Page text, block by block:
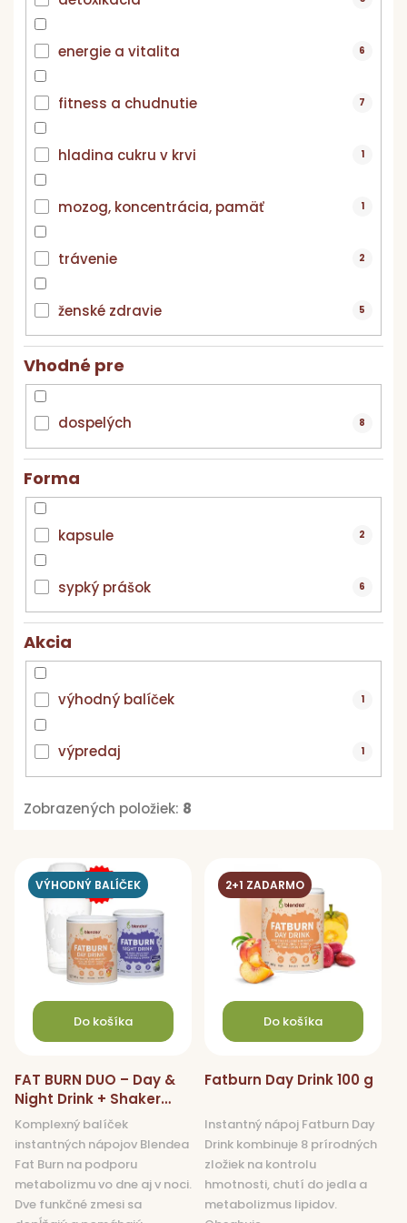
energie a vitalita 6
fitness a chudnutie 7
hladina cukru v krvi 1
mozog, koncentrácia, pamäť 1
trávenie 2
ženské zdravie 5
Vhodné pre
dospelých 8
Forma
kapsule 2
sypký prášok 6
Akcia
výhodný balíček 1
výpredaj 1
Zobrazených položiek: 8
u
k
t
o
v
VÝHODNÝ BALÍČEK
Do košíka
FAT BURN DUO – Day &
Night Drink + Shaker
zadarmo
Komplexný balíček
instantných nápojov Blendea
Fat Burn na podporu
metabolizmu vo dne aj v noci.
Dve funkčné zmesi sa
2+1 ZADARMO
Do košíka
Fatburn Day Drink 100 g
Instantný nápoj Fatburn Day
Drink kombinuje 8 prírodných
zložiek na kontrolu
hmotnosti, chutí do jedla a
metabolizmus lipidov.